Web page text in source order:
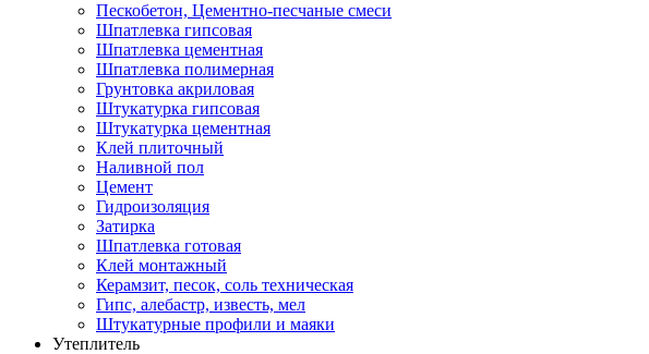
Пескобетон, Цементно-песчаные смеси
Шпатлевка гипсовая
Шпатлевка цементная
Шпатлевка полимерная
Грунтовка акриловая
Штукатурка гипсовая
Штукатурка цементная
Клей плиточный
Наливной пол
Цемент
Гидроизоляция
Затирка
Шпатлевка готовая
Клей монтажный
Керамзит, песок, соль техническая
Гипс, алебастр, известь, мел
Штукатурные профили и маяки
Утеплитель